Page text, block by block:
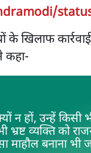
status/
के खिलाफ
कहा-
न हों, उन्हें
भ्रष्ट व्यक्ति को
बनाना भी